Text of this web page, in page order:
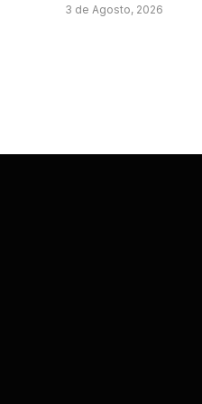
3 de Agosto, 2026